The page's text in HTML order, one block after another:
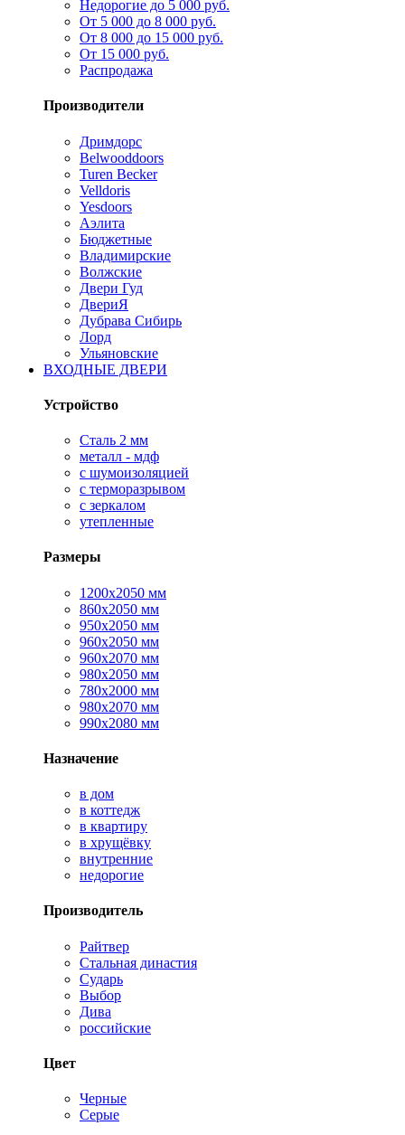
Недорогие до 5 000 руб.
От 5 000 до 8 000 руб.
От 8 000 до 15 000 руб.
От 15 000 руб.
Распродажа
Производители
Дримдорс
Belwooddoors
Turen Becker
Velldoris
Yesdoors
Аэлита
Бюджетные
Владимирские
Волжские
Двери Гуд
ДвериЯ
Дубрава Сибирь
Лорд
Ульяновские
ВХОДНЫЕ ДВЕРИ
Устройство
Сталь 2 мм
металл - мдф
с шумоизоляцией
с терморазрывом
с зеркалом
утепленные
Размеры
1200х2050 мм
860х2050 мм
950х2050 мм
960х2050 мм
960х2070 мм
980х2050 мм
780х2000 мм
980х2070 мм
990х2080 мм
Назначение
в дом
в коттедж
в квартиру
в хрущёвку
внутренние
недорогие
Производитель
Райтвер
Стальная династия
Сударь
Выбор
Дива
российские
Цвет
Черные
Серые